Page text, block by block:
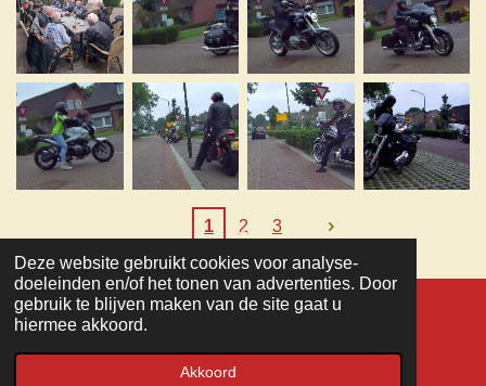
Deze website gebruikt cookies voor analyse-
doeleinden en/of het tonen van advertenties. Door
gebruik te blijven maken van de site gaat u
hiermee akkoord.
Akkoord
1 2 3
TOP